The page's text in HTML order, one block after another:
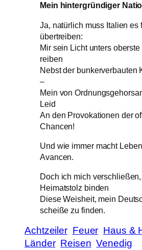
Mein hintergründiger
Ja, natürlich muss Italien es
übertreiben:
Mir sein Licht unters
reiben
Nebst der bunkerverbauten
–
Mein von
Leid
An den Provokationen der
Chancen!
Und wie immer macht
Avancen.
Doch ich mich
Heimatstolz binden
Diese Weisheit, mein
scheiße zu finden.
Achtzeiler Feuer Haus &
Länder Reisen Venedig